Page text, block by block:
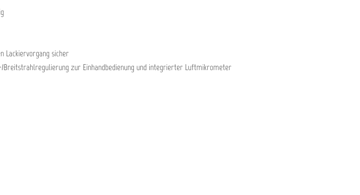
Lackiervorgang sicher
Breitstrahlregulierung zur Einhandbedienung und integrierter Luftmikrometer